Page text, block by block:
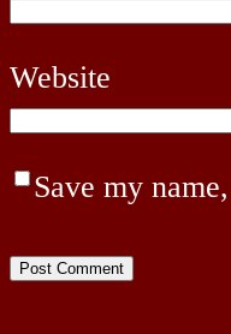
Website
Save my